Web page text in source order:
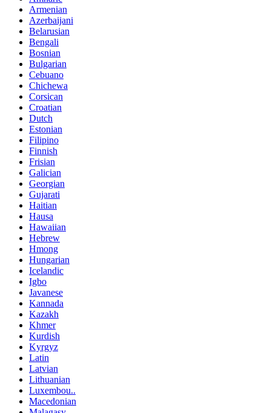
Armenian
Azerbaijani
Belarusian
Bengali
Bosnian
Bulgarian
Cebuano
Chichewa
Corsican
Croatian
Dutch
Estonian
Filipino
Finnish
Frisian
Galician
Georgian
Gujarati
Haitian
Hausa
Hawaiian
Hebrew
Hmong
Hungarian
Icelandic
Igbo
Javanese
Kannada
Kazakh
Khmer
Kurdish
Kyrgyz
Latin
Latvian
Lithuanian
Luxembou..
Macedonian